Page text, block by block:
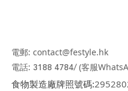
電郵: contact@festyle.hk
電話: 3188 4784/(客服
​食物製造廠牌照號碼: